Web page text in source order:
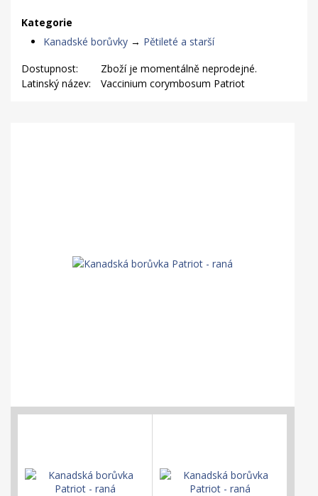
Kategorie
Kanadské borůvky→ Pětileté a starší
Dostupnost:
Zboží je momentálně neprodejné.
Latinský název:
Vaccinium corymbosum Patriot